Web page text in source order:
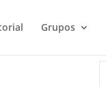
Grupos